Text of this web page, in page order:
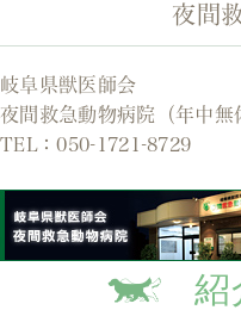
夜間
岐阜県獣医師会
夜間救急動物病院（年中無
TEL：050-1721-8729
紹